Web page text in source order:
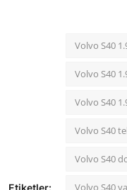
Volvo S40
Volvo S40
Volvo S40
Volvo S40
Volvo S40